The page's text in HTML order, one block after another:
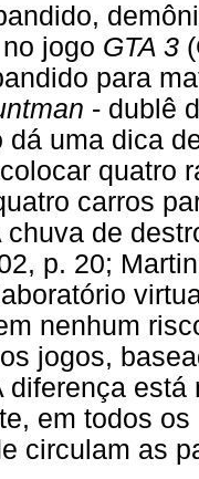
jogo GTA 3
para
- dublê
dá uma dica
quatro
carros
chuva de
p. 20;
nenhum
jogos,
diferença
em todos
circulam as